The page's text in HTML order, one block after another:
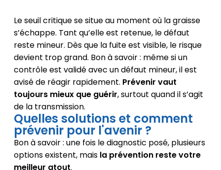
Le seuil critique se situe au moment où la graisse
s’échappe. Tant qu’elle est retenue, le défaut
reste mineur. Dès que la fuite est visible, le risque
devient trop grand. Bon à savoir : même si un
contrôle est validé avec un défaut mineur, il est
avisé de réagir rapidement. Prévenir vaut
toujours mieux que guérir, surtout quand il s’agit
de la transmission.
Quelles solutions et comment
prévenir pour l'avenir ?
Bon à savoir : une fois le diagnostic posé, plusieurs
options existent, mais la prévention reste votre
meilleur atout.